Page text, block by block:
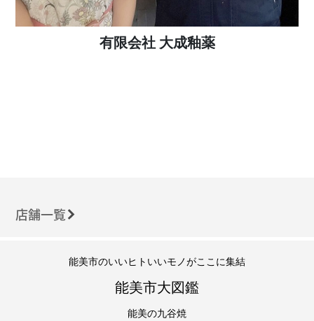
有限会社 大成釉薬
店舗一覧
能美市のいいヒトいいモノがここに集結
能美市大図鑑
能美の九谷焼